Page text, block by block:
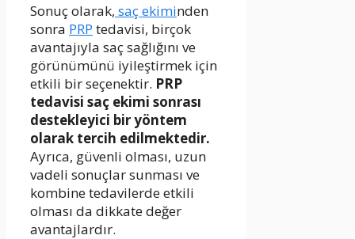
Sonuç olarak, saç ekiminden
sonra PRP tedavisi, birçok
avantajıyla saç sağlığını ve
görünümünü iyileştirmek için
etkili bir seçenektir. PRP
tedavisi saç ekimi sonrası
destekleyici bir yöntem
olarak tercih edilmektedir.
Ayrıca, güvenli olması, uzun
vadeli sonuçlar sunması ve
kombine tedavilerde etkili
olması da dikkate değer
avantajlardır.